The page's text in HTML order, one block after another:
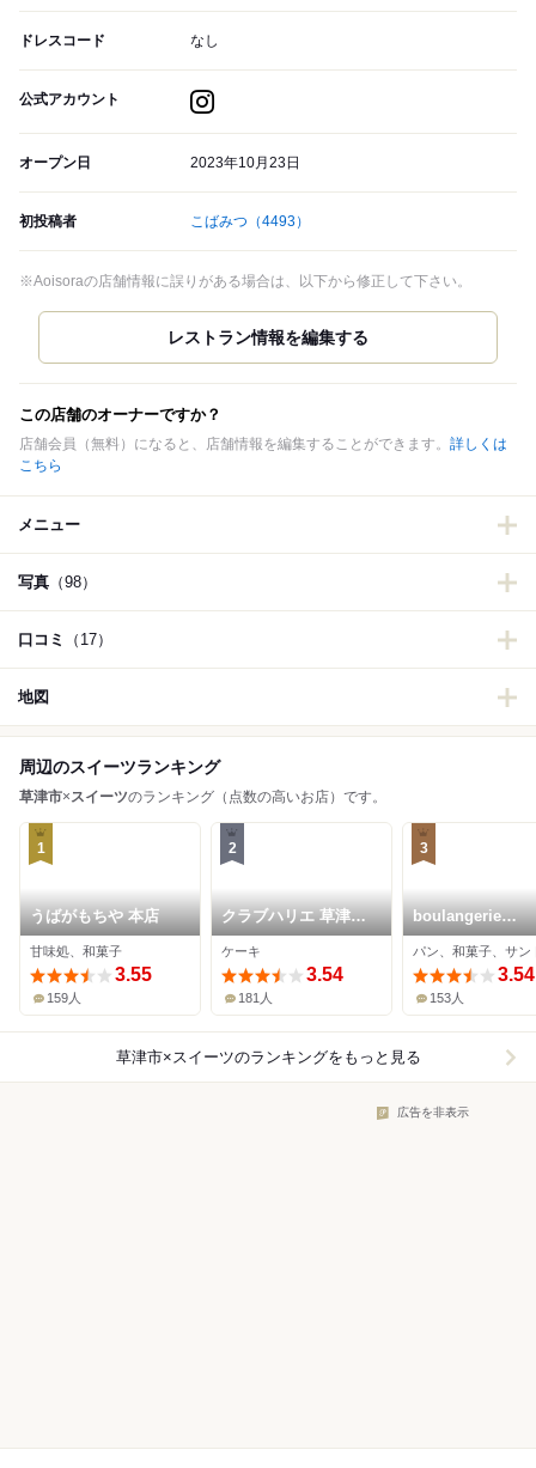
ドレスコード なし
公式アカウント
オープン日 2023年10月23日
初投稿者 こばみつ （4493）
※Aoisoraの店舗情報に誤りがある場合は、以下から修正して下さい。
この店舗のオーナーですか？
店舗会員（無料）になると、店舗情報を編集することができます。 詳しくは
こちら
メニュー
写真 （98）
口コミ （17）
地図
周辺のスイーツランキング
草津市×スイーツのランキング（点数の高いお店）です。
1
うばがもちや 本店
甘味処、和菓子
3.55
159人
2
クラブハリエ 草津近
鉄店
ケーキ
3.54
181人
3
boulangerie
montagne
3.54
153人
草津市×スイーツのランキングをもっと見る
広告を非表示